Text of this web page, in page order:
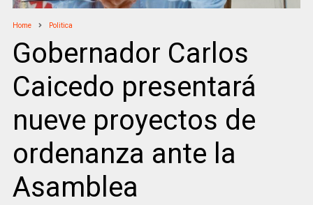
Home Politica
Gobernador Carlos
Caicedo presentará
nueve proyectos de
ordenanza ante la
Asamblea